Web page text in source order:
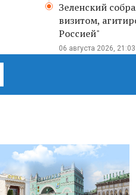
Зеленский
визитом,
Россией"
06 августа 2026, 21:03